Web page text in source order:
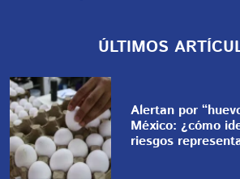
ÚLTIMOS
Alertan por
México: ¿cómo
riesgos